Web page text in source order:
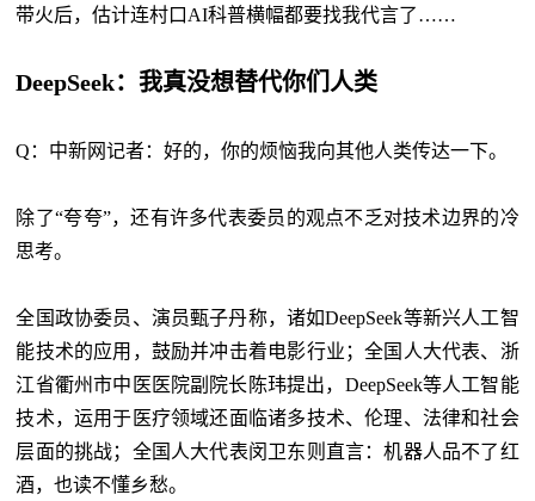
带火后，估计连村口AI科普横幅都要找我代言了……
DeepSeek：我真没想替代你们人类
Q：中新网记者：好的，你的烦恼我向其他人类传达一下。
除了“夸夸”，还有许多代表委员的观点不乏对技术边界的冷
思考。
全国政协委员、演员甄子丹称，诸如DeepSeek等新兴人工智
能技术的应用，鼓励并冲击着电影行业；全国人大代表、浙
江省衢州市中医医院副院长陈玮提出，DeepSeek等人工智能
技术，运用于医疗领域还面临诸多技术、伦理、法律和社会
层面的挑战；全国人大代表闵卫东则直言：机器人品不了红
酒，也读不懂乡愁。